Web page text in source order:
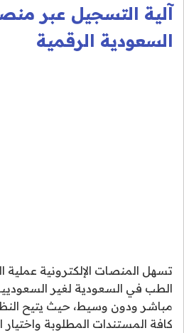
آلية التسجيل عبر
السعودية الرقمية
تسهل المنصات الإلكترونية عملية
الطب في السعودية لغير
مباشر ودون وسيط، حيث يتيح
كافة المستندات المطلوبة واختيار